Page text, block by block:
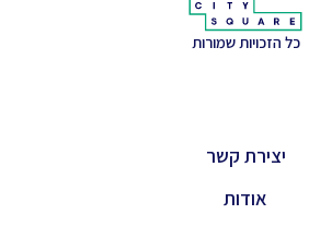
כל הזכויות שמורות
יצירת קשר
אודות